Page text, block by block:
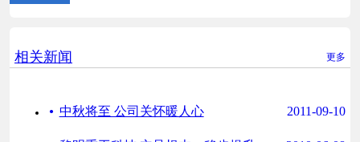
相关新闻 更多
· 2011-09-10
中秋将至 公司关怀暖人心